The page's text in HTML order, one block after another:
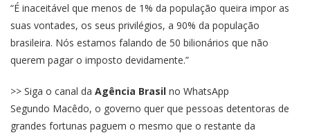
“É inaceitável que menos de 1% da população queira impor as
suas vontades, os seus privilégios, a 90% da população
brasileira. Nós estamos falando de 50 bilionários que não
querem pagar o imposto devidamente.”
>> Siga o canal da Agência Brasil no WhatsApp
Segundo Macêdo, o governo quer que pessoas detentoras de
grandes fortunas paguem o mesmo que o restante da